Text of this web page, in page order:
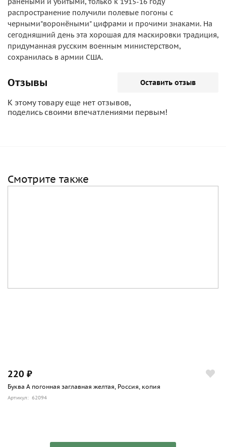
распространение получили полевые погоны с
черными"воронёными" цифрами и прочими знаками. На
сегодняшний день эта хорошая для маскировки традиция,
придуманная русским военным министерством,
сохранилась в армии США.
Отзывы Оставить отзыв
К этому товару еще нет отзывов,
поделись своими впечатлениями первым!
Смотрите также
220 ₽
Буква А погонная заглавная желтая, Россия, копия
Артикул: 62094